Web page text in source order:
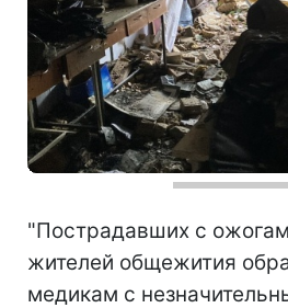
"Пострадавших с
жителей общежития
медикам с